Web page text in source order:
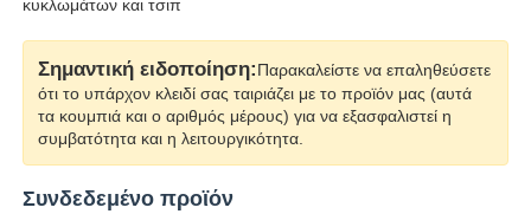
επαφή
Νέα
Όλες οι περιπτώσεις
κυκλωμάτων και τσιπ
Σημαντική ειδοποίηση:Παρακαλείστε να επαληθεύσετε
ότι το υπάρχον κλειδί σας ταιριάζει με το προϊόν μας (αυτά
τα κουμπιά και ο αριθμός μέρους) για να εξασφαλιστεί η
συμβατότητα και η λειτουργικότητα.
Συνδεδεμένο προϊόν